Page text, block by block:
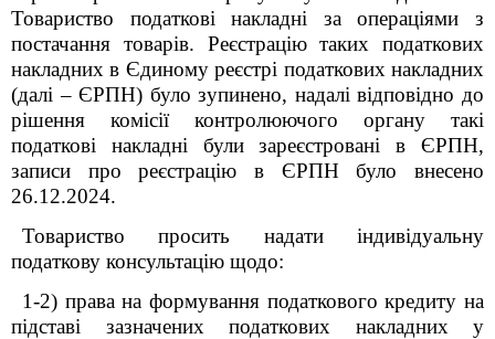
Товариство податкові накладні за операціями з
постачання товарів. Реєстрацію таких податкових
накладних в Єдиному реєстрі податкових накладних
(далі – ЄРПН) було зупинено, надалі відповідно до
рішення комісії контролюючого органу такі
податкові накладні були зареєстровані в ЄРПН,
записи про реєстрацію в ЄРПН було внесено
26.12.2024.
Товариство просить надати індивідуальну
податкову консультацію щодо:
1-2) права на формування податкового кредиту на
підставі зазначених податкових накладних у